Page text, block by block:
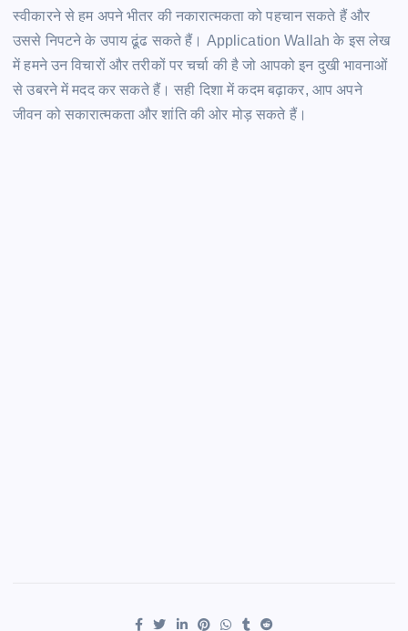
स्वीकारने से हम अपने भीतर की नकारात्मकता को पहचान सकते हैं और
उससे निपटने के उपाय ढूंढ सकते हैं। Application Wallah के इस लेख
में हमने उन विचारों और तरीकों पर चर्चा की है जो आपको इन दुखी भावनाओं
से उबरने में मदद कर सकते हैं। सही दिशा में कदम बढ़ाकर, आप अपने
जीवन को सकारात्मकता और शांति की ओर मोड़ सकते हैं।